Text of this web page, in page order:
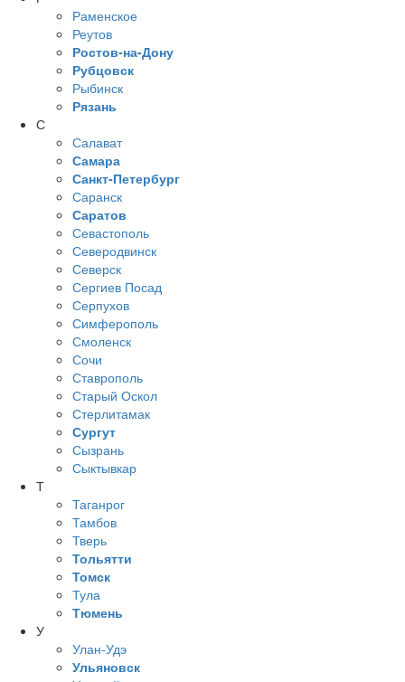
Раменское
Реутов
Ростов-на-Дону
Рубцовск
Рыбинск
Рязань
С
Салават
Самара
Санкт-Петербург
Саранск
Саратов
Севастополь
Северодвинск
Северск
Сергиев Посад
Серпухов
Симферополь
Смоленск
Сочи
Ставрополь
Старый Оскол
Стерлитамак
Сургут
Сызрань
Сыктывкар
Т
Таганрог
Тамбов
Тверь
Тольятти
Томск
Тула
Тюмень
У
Улан-Удэ
Ульяновск